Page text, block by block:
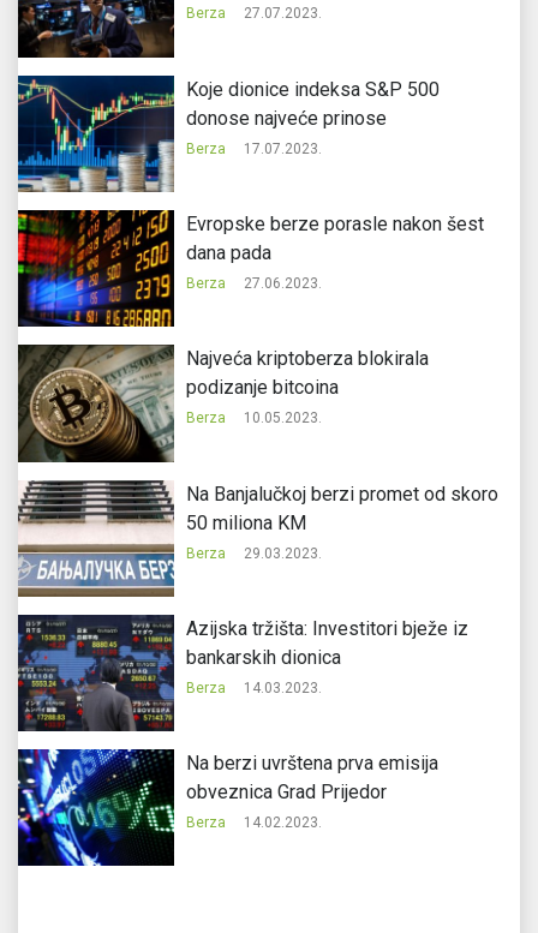
Berza 27.07.2023.
Koje dionice indeksa S&P 500
donose najveće prinose
Berza 17.07.2023.
Evropske berze porasle nakon šest
dana pada
Berza 27.06.2023.
Najveća kriptoberza blokirala
podizanje bitcoina
Berza 10.05.2023.
Na Banjalučkoj berzi promet od skoro
50 miliona KM
Berza 29.03.2023.
Azijska tržišta: Investitori bježe iz
bankarskih dionica
Berza 14.03.2023.
Na berzi uvrštena prva emisija
obveznica Grad Prijedor
Berza 14.02.2023.